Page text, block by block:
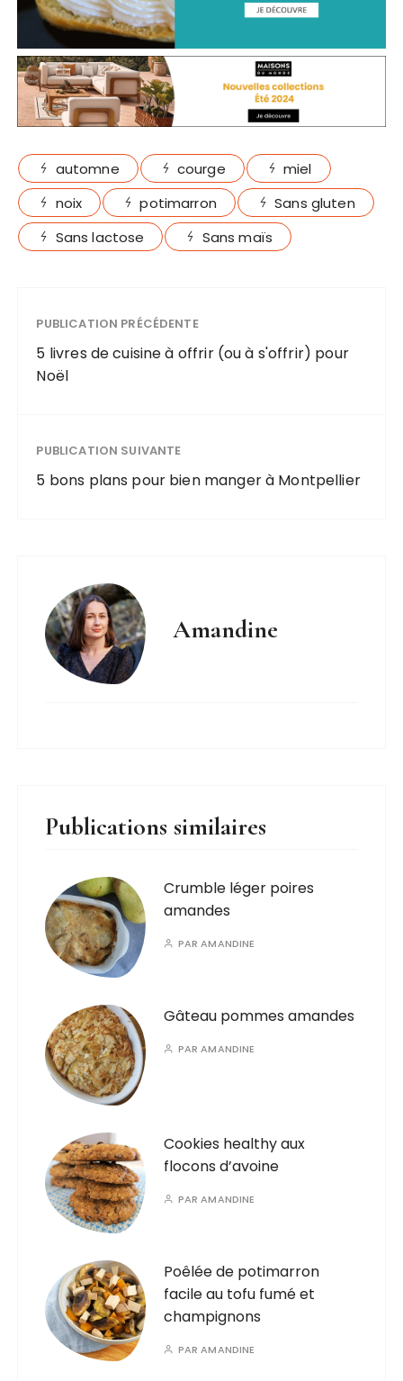
automne courge
miel
noix
potimarron
Sans gluten
Sans lactose
Sans maïs
PUBLICATION PRÉCÉDENTE
5 livres de cuisine à offrir (ou à s'offrir) pour
Noël
PUBLICATION SUIVANTE
5 bons plans pour bien manger à Montpellier
Amandine
Publications similaires
Crumble léger poires
amandes
PARAMANDINE
Gâteau pommes amandes
PARAMANDINE
Cookies healthy aux
flocons d’avoine
PARAMANDINE
Poêlée de potimarron
facile au tofu fumé et
champignons
PARAMANDINE